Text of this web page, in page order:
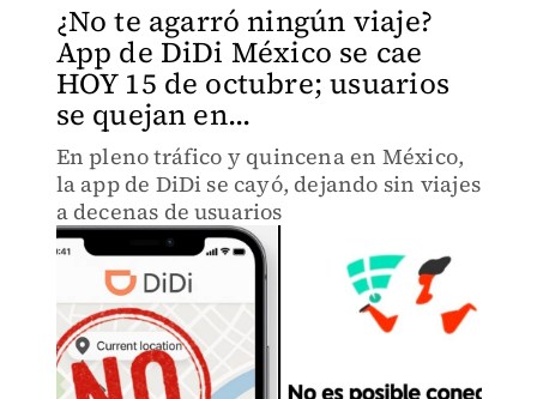
¿No te agarró ningún viaje?
App de DiDi México se cae
HOY 15 de octubre; usuarios
se quejan en...
En pleno tráfico y quincena en México,
la app de DiDi se cayó, dejando sin viajes
a decenas de usuarios